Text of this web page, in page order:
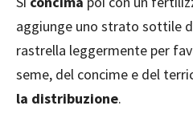
aggiunge uno strato sottile
rastrella leggermente per
seme, del concime e del
la distribuzione.